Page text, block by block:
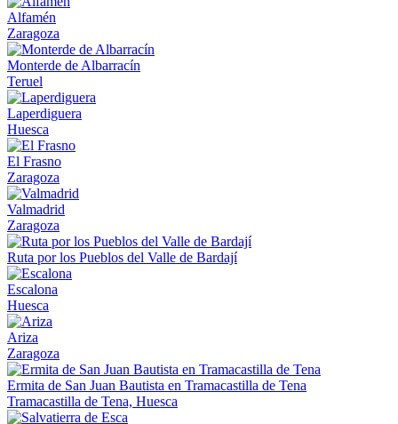
Alfamén
Zaragoza
Monterde de Albarracín
Teruel
Laperdiguera
Huesca
El Frasno
Zaragoza
Valmadrid
Zaragoza
Ruta por los Pueblos del Valle de Bardají
Escalona
Huesca
Ariza
Zaragoza
Ermita de San Juan Bautista en Tramacastilla de Tena
Tramacastilla de Tena, Huesca